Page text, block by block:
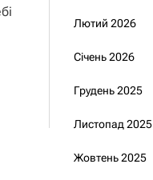
Лютий 2026
Січень 2026
Грудень 2025
Листопад 2025
Жовтень 2025